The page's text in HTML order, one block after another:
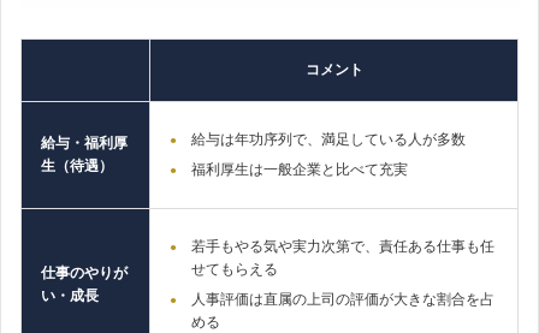
コメント
給与・福利厚
生（待遇）
給与は年功序列で、満足している人が多数
福利厚生は一般企業と比べて充実
仕事のやりが
い・成長
若手もやる気や実力次第で、責任ある仕事も任
せてもらえる
人事評価は直属の上司の評価が大きな割合を占
める